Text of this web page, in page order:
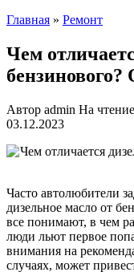
Главная » Ремонт
Чем
Автор admin На чтение
03.12.2023
Часто автолюбители
дизельное масло от
все понимают, в чем
люди льют первое
внимания на
случаях, может